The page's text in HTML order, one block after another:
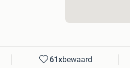
61xbewaard